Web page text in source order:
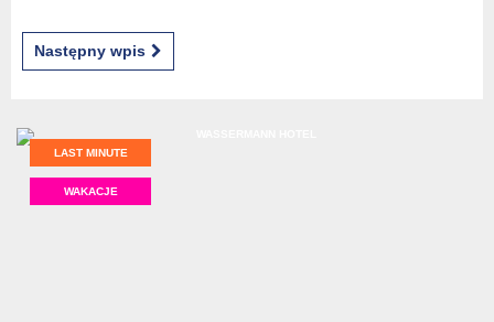
Następny wpis
LAST MINUTE
WAKACJE